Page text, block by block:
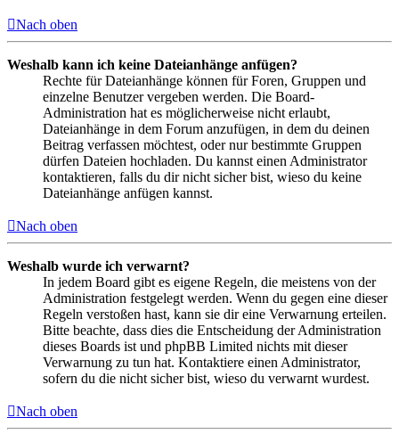
Nach oben
Weshalb kann ich keine Dateianhänge anfügen?
Rechte für Dateianhänge können für Foren, Gruppen und
einzelne Benutzer vergeben werden. Die Board-
Administration hat es möglicherweise nicht erlaubt,
Dateianhänge in dem Forum anzufügen, in dem du deinen
Beitrag verfassen möchtest, oder nur bestimmte Gruppen
dürfen Dateien hochladen. Du kannst einen Administrator
kontaktieren, falls du dir nicht sicher bist, wieso du keine
Dateianhänge anfügen kannst.
Nach oben
Weshalb wurde ich verwarnt?
In jedem Board gibt es eigene Regeln, die meistens von der
Administration festgelegt werden. Wenn du gegen eine dieser
Regeln verstoßen hast, kann sie dir eine Verwarnung erteilen.
Bitte beachte, dass dies die Entscheidung der Administration
dieses Boards ist und phpBB Limited nichts mit dieser
Verwarnung zu tun hat. Kontaktiere einen Administrator,
sofern du die nicht sicher bist, wieso du verwarnt wurdest.
Nach oben